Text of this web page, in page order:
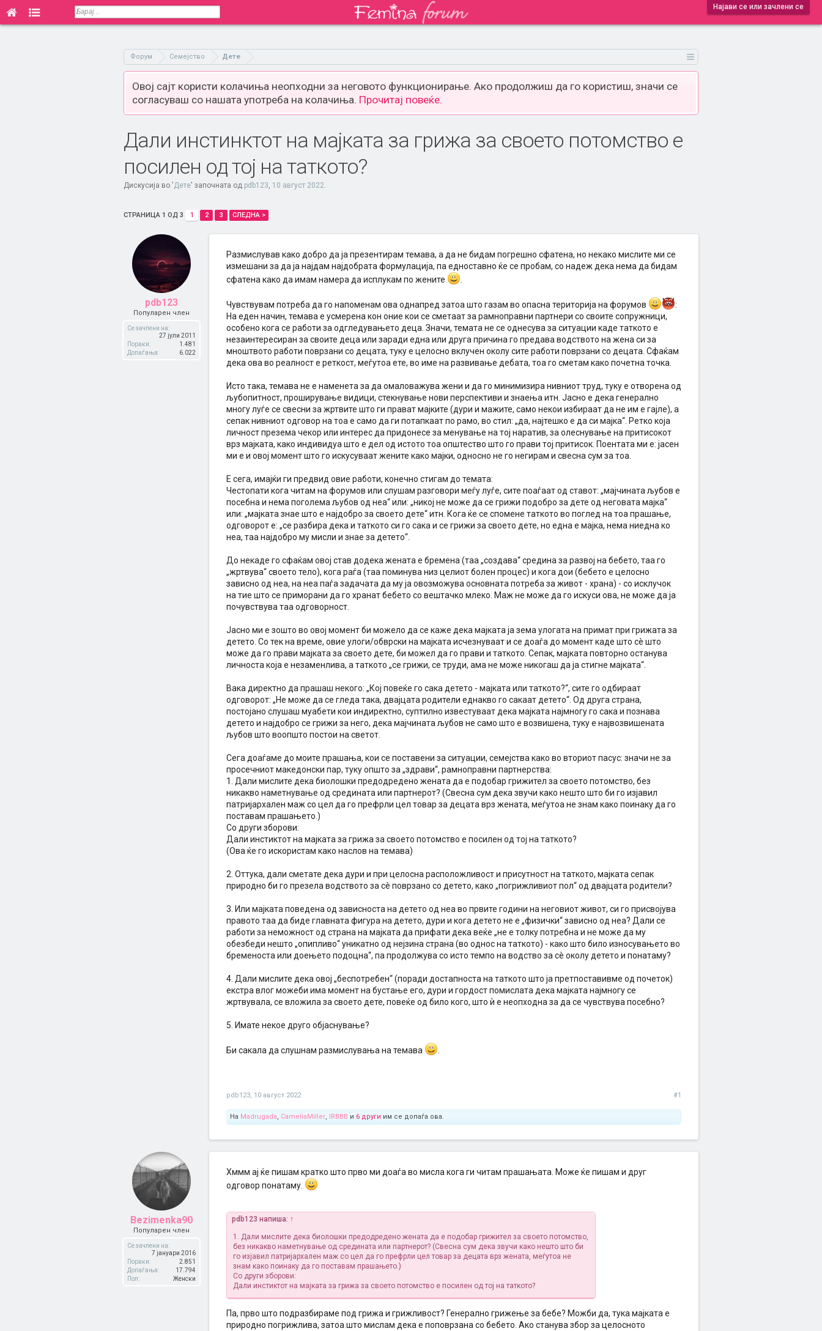
Најави се или зачлени се
Форум Семејство Дете
Овој сајт користи колачиња неопходни за неговото функционирање. Ако продолжиш да го користиш, значи се
согласуваш со нашата употреба на колачиња. Прочитај повеќе.
Дали инстинктот на мајката за грижа за своето потомство е
посилен од тој на таткото?
Дискусија во 'Дете' започната од pdb123, 10 август 2022.
СТРАНИЦА 1 ОД 3 1 2 3 СЛЕДНА >
pdb123
Популарен член
Се зачлени на:
27 јули 2011
Пораки:
1.481
Допаѓања:
6.022
Размислував како добро да ја презентирам темава, а да не бидам погрешно сфатена, но некако мислите ми се
измешани за да ја најдам најдобрата формулација, па едноставно ќе се пробам, со надеж дека нема да бидам
сфатена како да имам намера да исплукам по жените
Чувствувам потреба да го напоменам ова однапред затоа што газам во опасна територија на форумов
:
На еден начин, темава е усмерена кон оние кои се сметаат за рамноправни партнери со своите сопружници,
особено кога се работи за одгледувањето деца. Значи, темата не се однесува за ситуации каде таткото е
незаинтересиран за своите деца или заради една или друга причина го предава водството на жена си за
мноштвото работи поврзани со децата, туку е целосно вклучен околу сите работи поврзани со децата. Сфаќам
дека ова во реалност е реткост, меѓутоа ете, во име на развивање дебата, тоа го сметам како почетна точка.
Исто така, темава не е наменета за да омаловажува жени и да го минимизира нивниот труд, туку е отворена од
љубопитност, проширување видици, стекнување нови перспективи и знаења итн. Јасно е дека генерално
многу луѓе се свесни за жртвите што ги прават мајките (дури и мажите, само некои избираат да не им е гајле), а
сепак нивниот одговор на тоа е само да ги потапкаат по рамо, во стил: „да, најтешко е да си мајка“. Ретко која
личност презема чекор или интерес да придонесе за менување на тој наратив, за олеснување на притисокот
врз мајката, како индивидуа што е дел од истото тоа општество што го прави тој притисок. Поентата ми е: јасен
ми е и овој момент што го искусуваат жените како мајки, односно не го негирам и свесна сум за тоа.
Е сега, имајќи ги предвид овие работи, конечно стигам до темата:
Честопати кога читам на форумов или слушам разговори меѓу луѓе, сите поаѓаат од ставот: „мајчината љубов е
посебна и нема поголема љубов од неа“ или: „никој не може да се грижи подобро за дете од неговата мајка“
или: „мајката знае што е најдобро за своето дете“ итн. Кога ќе се спомене таткото во поглед на тоа прашање,
одговорот е: „се разбира дека и таткото си го сака и се грижи за своето дете, но една е мајка, нема ниедна ко
неа, таа најдобро му мисли и знае за детето“.
До некаде го сфаќам овој став додека жената е бремена (таа „создава“ средина за развој на бебето, таа го
„жртвува“ своето тело), кога раѓа (таа поминува низ целиот болен процес) и кога дои (бебето е целосно
зависно од неа, на неа паѓа задачата да му ја овозможува основната потреба за живот - храна) - со исклучок
на тие што се приморани да го хранат бебето со вештачко млеко. Маж не може да го искуси ова, не може да ја
почувствува таа одговорност.
Јасно ми е зошто во овој момент би можело да се каже дека мајката ја зема улогата на примат при грижата за
детето. Со тек на време, овие улоги/обврски на мајката исчезнуваат и се доаѓа до момент каде што сè што
може да го прави мајката за своето дете, би можел да го прави и таткото. Сепак, мајката повторно останува
личноста која е незаменлива, а таткото „се грижи, се труди, ама не може никогаш да ја стигне мајката“.
Вака директно да прашаш некого: „Кој повеќе го сака детето - мајката или таткото?“, сите го одбираат
одговорот: „Не може да се гледа така, двајцата родители еднакво го сакаат детето“. Од друга страна,
постојано слушаш муабети кои индиректно, суптилно известуваат дека мајката најмногу го сака и познава
детето и најдобро се грижи за него, дека мајчината љубов не само што е возвишена, туку е највозвишената
љубов што воопшто постои на светот.
Сега доаѓаме до моите прашања, кои се поставени за ситуации, семејства како во вториот пасус: значи не за
просечниот македонски пар, туку општо за „здрави“, рамноправни партнерства:
1. Дали мислите дека биолошки предодредено жената да е подобар грижител за своето потомство, без
никакво наметнување од средината или партнерот? (Свесна сум дека звучи како нешто што би го изјавил
патријархален маж со цел да го префрли цел товар за децата врз жената, меѓутоа не знам како поинаку да го
поставам прашањето.)
Со други зборови:
Дали инстиктот на мајката за грижа за своето потомство е посилен од тој на таткото?
(Ова ќе го искористам како наслов на темава)
2. Оттука, дали сметате дека дури и при целосна расположливост и присутност на таткото, мајката сепак
природно би го презела водството за сè поврзано со детето, како „погрижливиот пол“ од двајцата родители?
3. Или мајката поведена од зависноста на детето од неа во првите години на неговиот живот, си го присвојува
правото таа да биде главната фигура на детето, дури и кога детето не е „физички“ зависно од неа? Дали се
работи за неможност од страна на мајката да прифати дека веќе „не е толку потребна и не може да му
обезбеди нешто „опипливо“ уникатно од нејзина страна (во однос на таткото) - како што било износувањето во
бременоста или доењето подоцна“, па продолжува со исто темпо на водство за сè околу детето и понатаму?
4. Дали мислите дека овој „беспотребен“ (поради достапноста на таткото што ја претпоставивме од почеток)
екстра влог можеби има момент на бустање его, дури и гордост помислата дека мајката најмногу се
жртвувала, се вложила за своето дете, повеќе од било кого, што ѝ е неопходна за да се чувствува посебно?
5. Имате некое друго објаснување?
Би сакала да слушнам размислувања на темава
pdb123, 10 август 2022 #1
На Madrugada, CameliaMiller, IRBBB и 6 други им се допаѓа ова.
Bezimenka90
Популарен член
Се зачлени на:
7 јануари 2016
Пораки:
2.851
Допаѓања:
17.794
Пол:
Женски
Хммм ај ќе пишам кратко што прво ми доаѓа во мисла кога ги читам прашањата. Може ќе пишам и друг
одговор понатаму.
pdb123 напиша: ↑
1. Дали мислите дека биолошки предодредено жената да е подобар грижител за своето потомство,
без никакво наметнување од средината или партнерот? (Свесна сум дека звучи како нешто што би
го изјавил патријархален маж со цел да го префрли цел товар за децата врз жената, меѓутоа не
знам како поинаку да го поставам прашањето.)
Со други зборови:
Дали инстиктот на мајката за грижа за своето потомство е посилен од тој на таткото?
Па, прво што подразбираме под грижа и грижливост? Генерално грижење за бебе? Можби да, тука мајката е
природно погрижлива, затоа што мислам дека е поповрзана со бебето. Ако станува збор за целосното